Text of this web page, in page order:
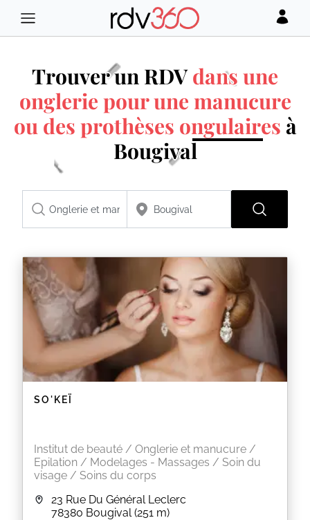
Trouver un RDVdans une
onglerie pour une manucure
ou des prothèses ongulaires à
Bougival
SO'KEÏ
Institut de beauté / Onglerie et manucure /
Epilation / Modelages - Massages / Soin du
visage / Soins du corps
23 Rue Du Général Leclerc
78380 Bougival (251 m)